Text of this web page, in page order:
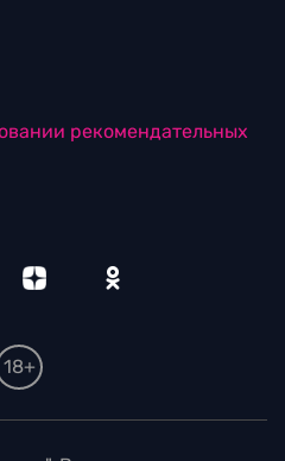
рекомендательных
18+